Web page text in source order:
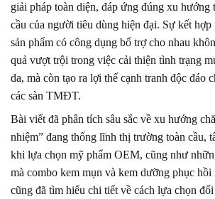
giải pháp toàn diện, đáp ứng đúng xu hướng
cầu của người tiêu dùng hiện đại. Sự kết
sản phẩm có công dụng bổ trợ cho nhau
quả vượt trội trong việc cải thiện tình trạng
da, mà còn tạo ra lợi thế cạnh tranh độc đáo
các sàn TMĐT.
Bài viết đã phân tích sâu sắc về xu hướng
nhiệm” đang thống lĩnh thị trường toàn cầu,
khi lựa chọn mỹ phẩm OEM, cũng như
mà combo kem mụn và kem dưỡng phục hồi
cũng đã tìm hiểu chi tiết về cách lựa chọn